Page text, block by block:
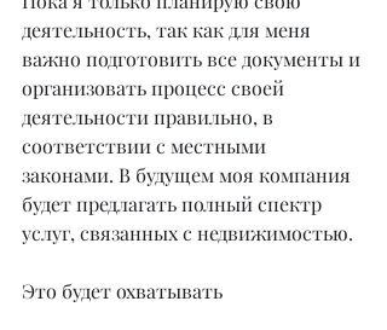
деятельность, так как для меня
важно подготовить все документы и
организовать процесс своей
деятельности правильно, в
соответствии с местными
законами. В будущем моя компания
будет предлагать полный спектр
услуг, связанных с недвижимостью.
Это будет охватывать